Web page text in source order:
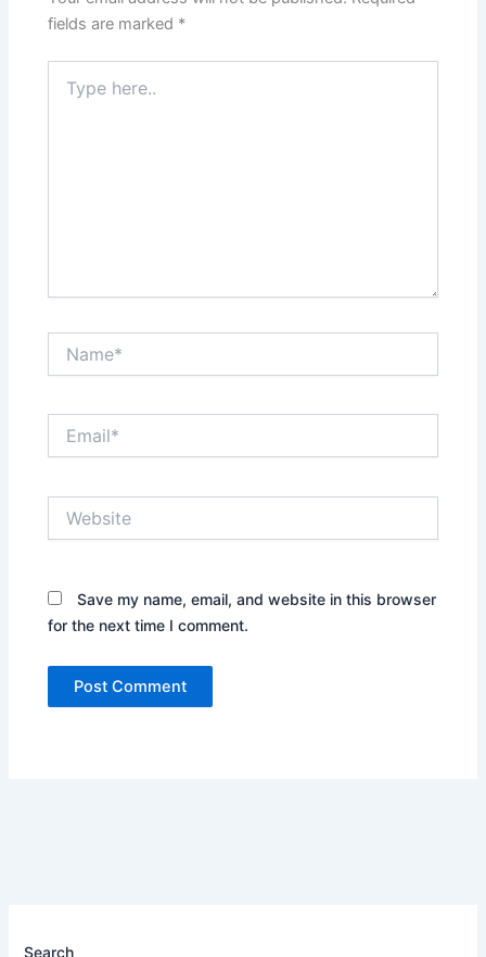
fields are marked *
here..
Save my name, email, and website in this browser
for the next time I comment.
Search